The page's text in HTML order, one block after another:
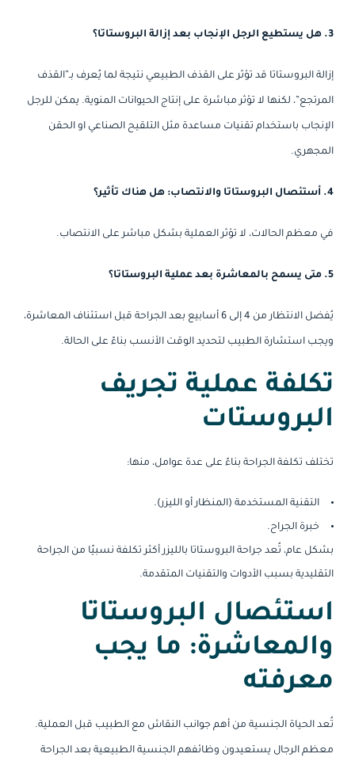
3. هل يستطيع الرجل الإنجاب بعد إزالة البروستاتا؟
إزالة البروستاتا قد تؤثر على القذف الطبيعي نتيجة لما يُعرف بـ”القذف
المرتجع”، لكنها لا تؤثر مباشرة على إنتاج الحيوانات المنوية. يمكن للرجل
الإنجاب باستخدام تقنيات مساعدة مثل التلقيح الصناعي او الحقن
المجهري.
4. أستئصال البروستاتا والانتصاب: هل هناك تأثير؟
في معظم الحالات، لا تؤثر العملية بشكل مباشر على الانتصاب.
5. متى يسمح بالمعاشرة بعد عملية البروستاتا؟
يُفضل الانتظار من 4 إلى 6 أسابيع بعد الجراحة قبل استئناف المعاشرة،
ويجب استشارة الطبيب لتحديد الوقت الأنسب بناءً على الحالة.
تكلفة عملية تجريف
البروستات
تختلف تكلفة الجراحة بناءً على عدة عوامل، منها:
التقنية المستخدمة (المنظار أو الليزر).
خبرة الجراح.
بشكل عام، تُعد جراحة البروستاتا بالليزر أكثر تكلفة نسبيًا من الجراحة
التقليدية بسبب الأدوات والتقنيات المتقدمة.
استئصال البروستاتا
والمعاشرة: ما يجب
معرفته
تُعد الحياة الجنسية من أهم جوانب النقاش مع الطبيب قبل العملية.
معظم الرجال يستعيدون وظائفهم الجنسية الطبيعية بعد الجراحة